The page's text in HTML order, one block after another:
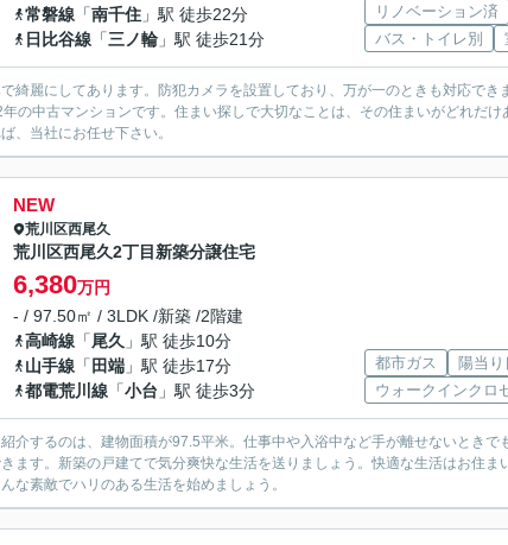
常磐線 「南千住 」駅 徒歩22分
日比谷線 「三ノ輪 」駅 徒歩21分
リノベーション済
バス・トイレ別
綺麗にしてあります。防犯カメラを設置しており、万が一のときも対応で
の中古マンションです。住まい探しで大切なことは、その住まいがどれだ
、当社にお任せ下さい。
NEW
荒川区西尾久
荒川区西尾久2丁目新築分譲住宅
6,380万円
- / 97.50㎡ / 3LDK /新築 /2階建
高崎線 「尾久 」駅 徒歩10分
山手線 「 田端 」駅 徒歩17分
都電荒川線 「小台 」駅 徒歩3分
都市ガス 陽当
ウォークインクロ
介するのは、建物面積が97.5平米。仕事中や入浴中など手が離せないときで
ます。新築の戸建てで気分爽快な生活を送りましょう。快適な生活はお住ま
な素敵でハリのある生活を始めましょう。